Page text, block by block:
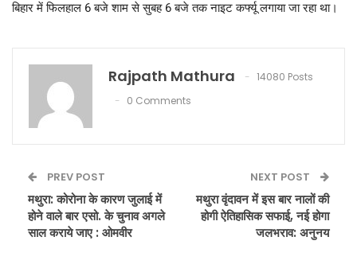
बिहार में फिलहाल 6 बजे शाम से सुबह 6 बजे तक नाइट कर्फ्यू लगाया जा रहा था।
Rajpath Mathura
14080 Posts
0 Comments
PREV POST
मथुरा: कोरोना के कारण जुलाई में
होने वाले बार एसो. के चुनाव अगले
साल कराये जाए : ओमवीर
NEXT POST
मथुरा वृंदावन में इस बार नालों की
होगी ऐतिहासिक सफाई, नई होगा
जलभराव: अनुनय